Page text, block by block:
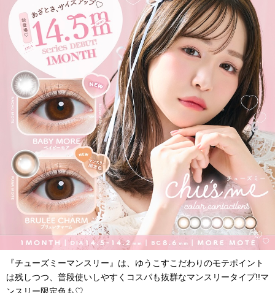
『チューズミーマンスリー』は、ゆうこすこだわりのモテポイント
は残しつつ、普段使いしやすくコスパも抜群なマンスリータイプ!!マ
ンスリー限定色も♡